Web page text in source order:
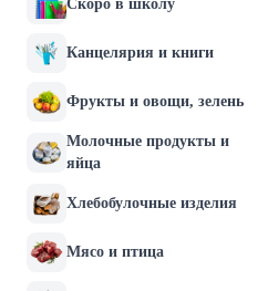
Скоро в школу
Канцелярия и книги
Фрукты и овощи, зелень
Молочные продукты и
яйца
Хлебобулочные изделия
Мясо и птица